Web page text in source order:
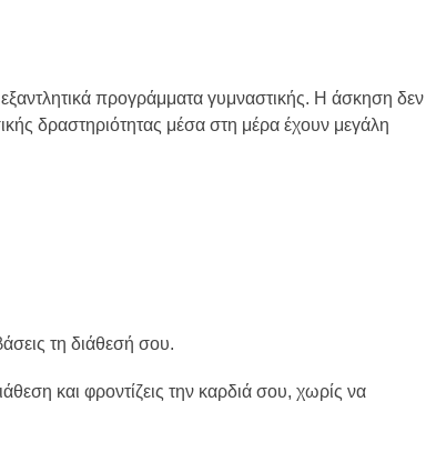
εξαντλητικά προγράμματα γυμναστικής. Η άσκηση δεν
δραστηριότητας μέσα στη μέρα έχουν μεγάλη
τη διάθεσή σου.
και φροντίζεις την καρδιά σου, χωρίς να